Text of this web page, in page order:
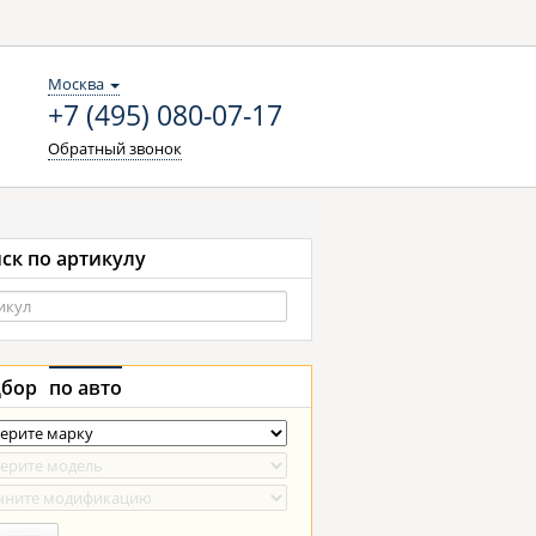
Москва
+7 (495) 080-07-17
Обратный звонок
по артикулу
по авто